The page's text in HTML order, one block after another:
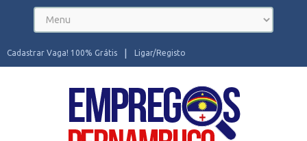
Ligar/Registo
Cadastrar Vaga! 100% Grátis